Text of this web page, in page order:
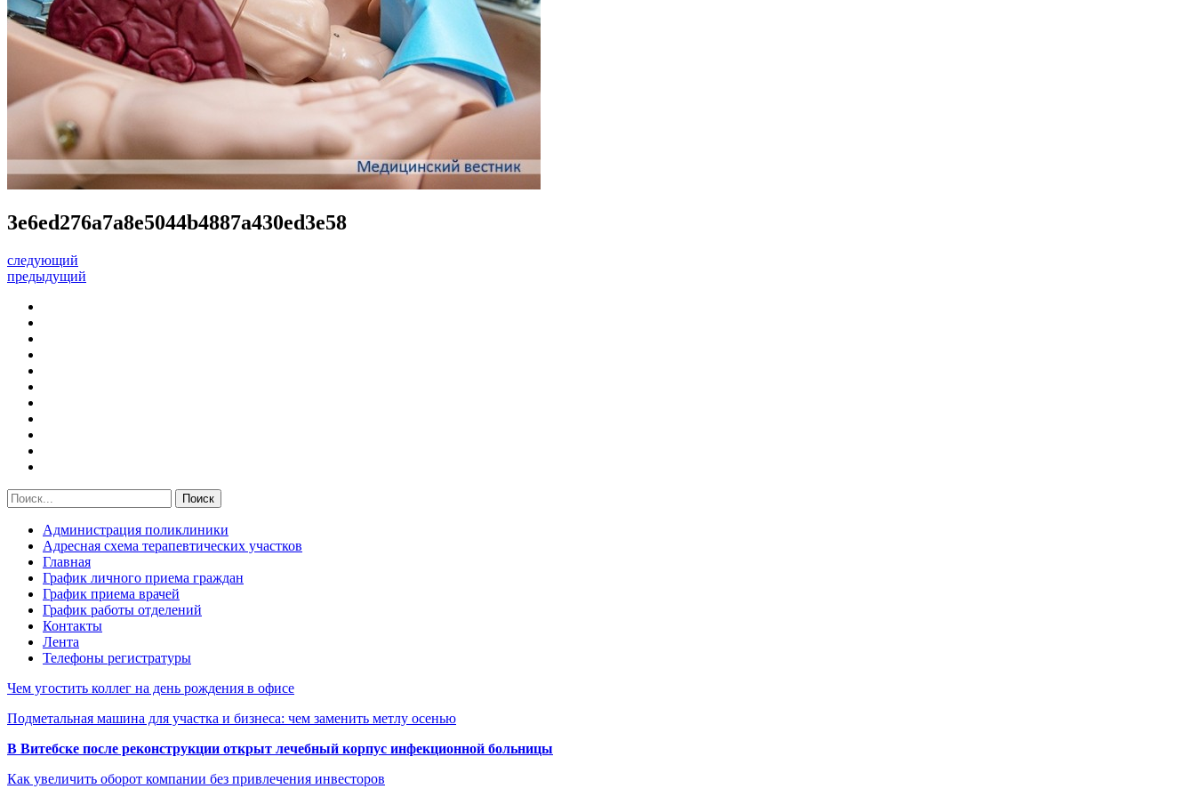
3e6ed276a7a8e5044b4887a430ed3e58
следующий
предыдущий
Администрация поликлиники
Адресная схема терапевтических участков
Главная
График личного приема граждан
График приема врачей
График работы отделений
Контакты
Лента
Телефоны регистратуры
Чем угостить коллег на день рождения в офисе
Подметальная машина для участка и бизнеса: чем заменить метлу осенью
В Витебске после реконструкции открыт лечебный корпус инфекционной больницы
Как увеличить оборот компании без привлечения инвесторов